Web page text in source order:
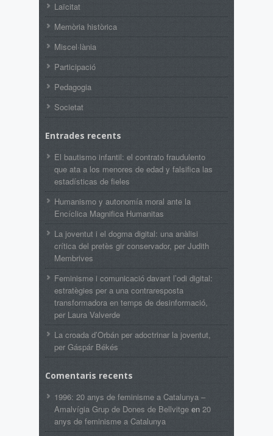
Laïcitat
Memòria històrica
Miscel·lània
Participació
Pedagogia
Societat
Entrades recents
El bautismo infantil: el contrato fraudulento
que ata a los menores de edad y falsifica las
estadísticas de fieles
Humanismo y autonomía moral ante la
Encíclica Magnifica Humanitas
La joventut i el dogma digital: una anàlisi
crítica del pretès gir conservador, per Judith
Membrives
Feminisme i comunicació davant l’odi digital:
estratègies per a una contraresposta
transformadora en temps de desinformació,
per Laura Valverde
La croada d’Orbán per adoctrinar la joventut,
per Gáspár Békés
Comentaris recents
1996: 20 anys de feminisme a Catalunya –
Amalvígia Grup de Dones de Bellvitge en 20
anys de feminisme a Catalunya